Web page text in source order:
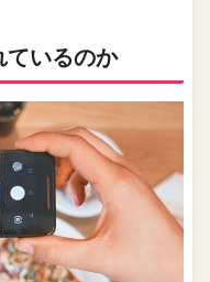
ているのか